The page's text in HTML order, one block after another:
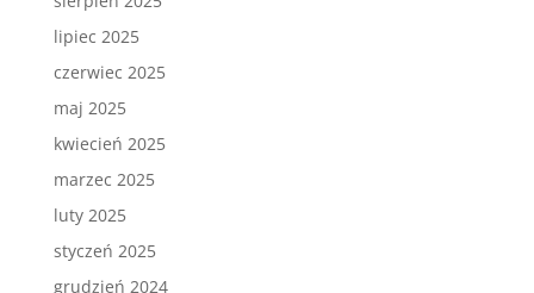
lipiec 2025
czerwiec 2025
maj 2025
kwiecień 2025
marzec 2025
luty 2025
styczeń 2025
grudzień 2024